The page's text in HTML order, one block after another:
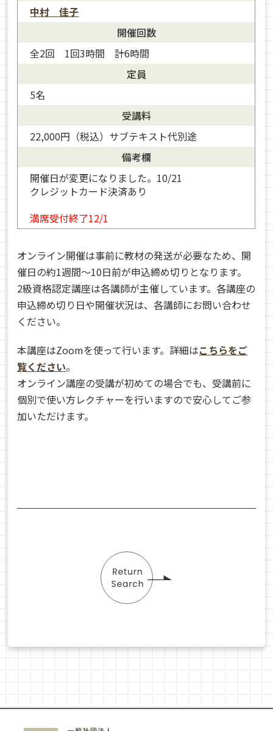
中村 佳子
開催回数
全2回 1回3時間 計6時間
定員
5名
受講料
22,000円（税込）サブテキスト代別途
備考欄
開催日が変更になりました。10/21
クレジットカード決済あり
満席受付終了12/1
オンライン開催は事前に教材の発送が必要なため、開
催日の約1週間～10日前が申込締め切りとなります。
2級資格認定講座は各講師が主催しています。各講座の
申込締め切り日や開催状況は、各講師にお問い合わせ
ください。
本講座はZoomを使って行います。詳細はこちらをご
覧ください。
オンライン講座の受講が初めての場合でも、受講前に
個別で使い方レクチャーを行いますので安心してご参
加いただけます。